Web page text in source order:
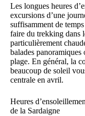
Les longues heures
excursions d’une
suffisamment de
faire du trekking dans
particulièrement
balades
plage. En général, la
beaucoup de soleil
centrale en avril.
Heures
de la Sardaigne